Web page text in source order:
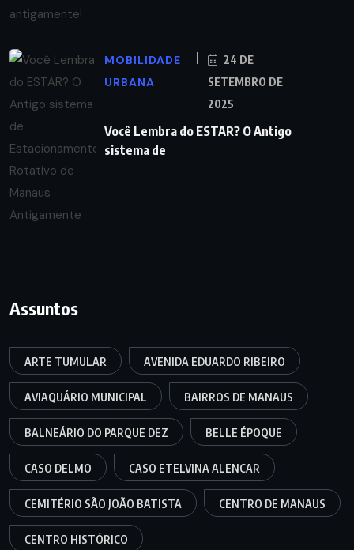
MOBILIDADE
URBANA
24 DE
SETEMBRO DE
2025
Você Lembra do ESTAR? O Antigo
sistema de
Assuntos
ARTE TUMULAR AVENIDA EDUARDO RIBEIRO
AVIAQUÁRIO MUNICIPAL BAIRROS DE MANAUS
BALNEÁRIO DO PARQUE DEZ BELLE ÉPOQUE
CASO DELMO CASO ETELVINA ALENCAR
CEMITÉRIO SÃO JOÃO BATISTA CENTRO DE MANAUS
CENTRO HISTÓRICO